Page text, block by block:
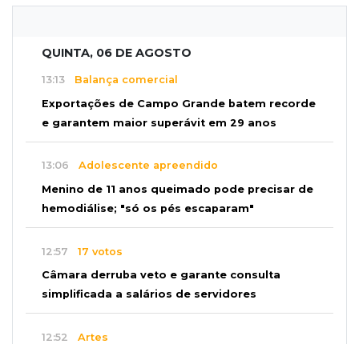
QUINTA, 06 DE AGOSTO
13:13 Balança comercial
Exportações de Campo Grande batem recorde
e garantem maior superávit em 29 anos
13:06 Adolescente apreendido
Menino de 11 anos queimado pode precisar de
hemodiálise; "só os pés escaparam"
12:57 17 votos
Câmara derruba veto e garante consulta
simplificada a salários de servidores
12:52 Artes